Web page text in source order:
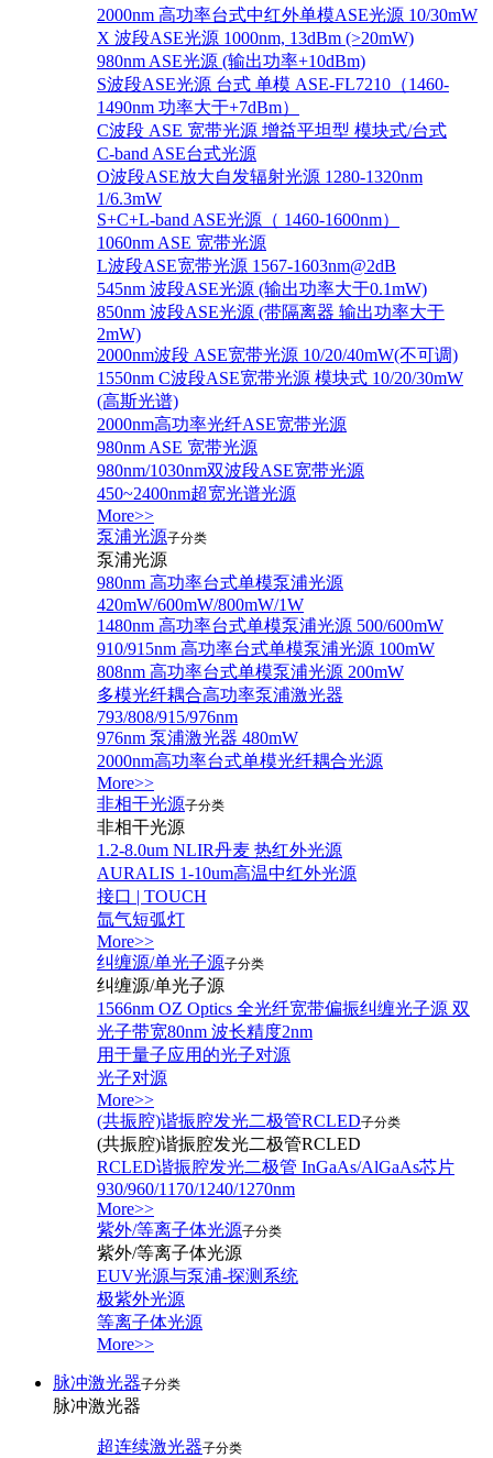
2000nm 高功率台式中红外单模ASE光源 10/30mW
X 波段ASE光源 1000nm, 13dBm (>20mW)
980nm ASE光源 (输出功率+10dBm)
S波段ASE光源 台式 单模 ASE-FL7210（1460-
1490nm 功率大于+7dBm）
C波段 ASE 宽带光源 增益平坦型 模块式/台式
C-band ASE台式光源
O波段ASE放大自发辐射光源 1280-1320nm
1/6.3mW
S+C+L-band ASE光源（ 1460-1600nm）
1060nm ASE 宽带光源
L波段ASE宽带光源 1567-1603nm@2dB
545nm 波段ASE光源 (输出功率大于0.1mW)
850nm 波段ASE光源 (带隔离器 输出功率大于
2mW)
2000nm波段 ASE宽带光源 10/20/40mW(不可调)
1550nm C波段ASE宽带光源 模块式 10/20/30mW
(高斯光谱)
2000nm高功率光纤ASE宽带光源
980nm ASE 宽带光源
980nm/1030nm双波段ASE宽带光源
450~2400nm超宽光谱光源
More>>
泵浦光源子分类
泵浦光源
980nm 高功率台式单模泵浦光源
420mW/600mW/800mW/1W
1480nm 高功率台式单模泵浦光源 500/600mW
910/915nm 高功率台式单模泵浦光源 100mW
808nm 高功率台式单模泵浦光源 200mW
多模光纤耦合高功率泵浦激光器
793/808/915/976nm
976nm 泵浦激光器 480mW
2000nm高功率台式单模光纤耦合光源
More>>
非相干光源子分类
非相干光源
1.2-8.0um NLIR丹麦 热红外光源
AURALIS 1-10um高温中红外光源
接口 | TOUCH
氙气短弧灯
More>>
纠缠源/单光子源子分类
纠缠源/单光子源
1566nm OZ Optics 全光纤宽带偏振纠缠光子源 双
光子带宽80nm 波长精度2nm
用于量子应用的光子对源
光子对源
More>>
(共振腔)谐振腔发光二极管RCLED子分类
(共振腔)谐振腔发光二极管RCLED
RCLED谐振腔发光二极管 InGaAs/AlGaAs芯片
930/960/1170/1240/1270nm
More>>
紫外/等离子体光源子分类
紫外/等离子体光源
EUV光源与泵浦-探测系统
极紫外光源
等离子体光源
More>>
脉冲激光器子分类
脉冲激光器
超连续激光器子分类